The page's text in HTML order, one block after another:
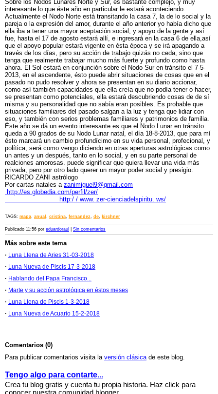
Sobre los Nodos Lunares Norte y Sur, es bastante complejo, y muy
interesante lo que éste año en particular le estará aconteciendo.
Actualmente el Nodo Norte está transitando la casa 7, la de lo social y la
pareja o la expresión del amor, durante el año anterior yo había dicho que
ella iba a tener una mayor aceptación social, y apoyo de la gente y así
fue, hasta el 17 de agosto estará allí, e ingresará en la casa 6 de ella,así
que el apoyo popular estará vigente en ésta época y se irá apagando a
través de los días, pero su acción de trabajo quizás no ceda, sino que
tenga que realmente trabajar mucho más fuerte y profundo como hasta
ahora. El Sol estará en conjunción sobre el Nodo Sur en tránsito el 7-5-
2013, en el ascendente, ésto puede abrir situaciones de cosas que en el
pasado no pudo resolver y ahora se presentan en su diario accionar,
como así también capacidades que ella creía que no podía tener o hacer,
se presentan como potenciales, ella estará descubriendo cosas de de sí
misma y su personalidad que no sabía eran posibles. Es probable que
situaciones familiares del pasado salgan a la luz y tenga que lidiar con
eso, y también con serios problemas familiares y patrimonios de familia.
Éste año se dá un evento interesante es que el Nodo Lunar en tránsito
queda a 90 grados de su Nodo Lunar natal, el día 18-8-2013, que para mí
ésto marcará un cambio profundícimo en su vida personal, profecional, y
política, será como vengo diciendo en otras aperturas astrológicas como
un antes y un después, tanto en lo social, y en su parte personal de
realciones amorosas. puede significar que quiera llevar una vida más
privada, pero por otro lado querer un mayor poder social y presigio.
RICARDO ZANI astrólogo
Por cartas natales a zanimiguel9@gmail.com
http://es.globedia.com/perfil/zer/
http:/ / www. zer-cienciadelspiritu. ws/
TAGS: mapa anual cristina fernandez de kirchner
Publicado 11:56 por eduardoraul Sin comentarios
Más sobre este tema
· Luna Llena de Aries 31-03-2018
· Luna Nueva de Piscis 17-3-2018
· Hablando del Papa Francisco...
· Marte y su acción astrológica en éstos meses
· Luna Llena de Piscis 1-3-2018
· Luna Nueva de Acuario 15-2-2018
Comentarios (0)
Para publicar comentarios visita la versión clásica de este blog.
Tengo algo para contarte...
Crea tu blog gratis y cuenta tu propia historia. Haz click para